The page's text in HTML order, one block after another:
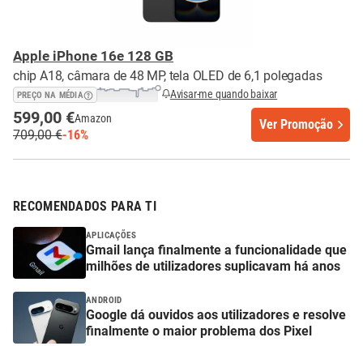
Apple iPhone 16e 128 GB
chip A18, câmara de 48 MP, tela OLED de 6,1 polegadas
PREÇO NA MÉDIA Avisar-me quando baixar
599,00 €Amazon
709,00 €-16%
Ver Promoção
RECOMENDADOS PARA TI
APLICAÇÕES
Gmail lança finalmente a funcionalidade que
milhões de utilizadores suplicavam há anos
ANDROID
Google dá ouvidos aos utilizadores e resolve
finalmente o maior problema dos Pixel